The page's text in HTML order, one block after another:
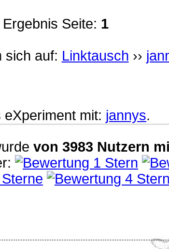
Ergebnis Seite: 1
sich auf: Linktausch ››
mit: jannys.
von 3983 Nutzern